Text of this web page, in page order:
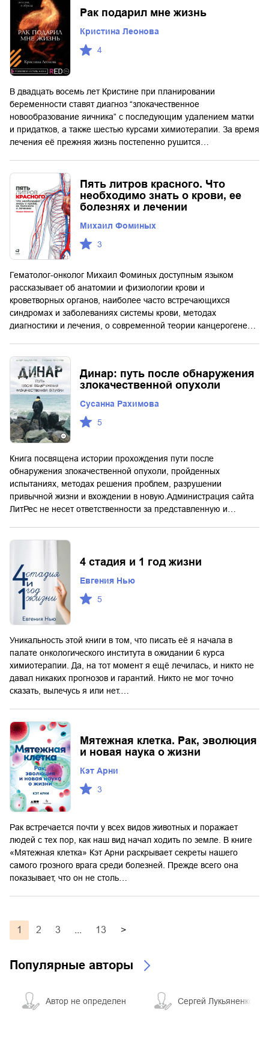
Рак подарил мне жизнь
Кристина Леонова
4
В двадцать восемь лет Кристине при планировании
беременности ставят диагноз “злокачественное
новообразование яичника” с последующим удалением матки
и придатков, а также шестью курсами химиотерапии. За время
лечения её прежняя жизнь постепенно рушится…
Пять литров красного. Что
необходимо знать о крови, ее
болезнях и лечении
Михаил Фоминых
3
Гематолог-онколог Михаил Фоминых доступным языком
рассказывает об анатомии и физиологии крови и
кроветворных органов, наиболее часто встречающихся
синдромах и заболеваниях системы крови, методах
диагностики и лечения, о современной теории канцерогене…
Динар: путь после обнаружения
злокачественной опухоли
Сусанна Рахимова
5
Книга посвящена истории прохождения пути после
обнаружения злокачественной опухоли, пройденных
испытаниях, методах решения проблем, разрушении
привычной жизни и вхождении в новую.Администрация сайта
ЛитРес не несет ответственности за представленную и…
4 стадия и 1 год жизни
Евгения Нью
5
Уникальность этой книги в том, что писать её я начала в
палате онкологического института в ожидании 6 курса
химиотерапии. Да, на тот момент я ещё лечилась, и никто не
давал никаких прогнозов и гарантий. Никто не мог точно
сказать, вылечусь я или нет.…
Мятежная клетка. Рак, эволюция
и новая наука о жизни
Кэт Арни
3
Рак встречается почти у всех видов животных и поражает
людей с тех пор, как наш вид начал ходить по земле. В книге
«Мятежная клетка» Кэт Арни раскрывает секреты нашего
самого грозного врага среди болезней. Прежде всего она
показывает, что он не столь…
1 2 3 13 >
Популярные авторы
Автор не определен Сергей Лукьяненко